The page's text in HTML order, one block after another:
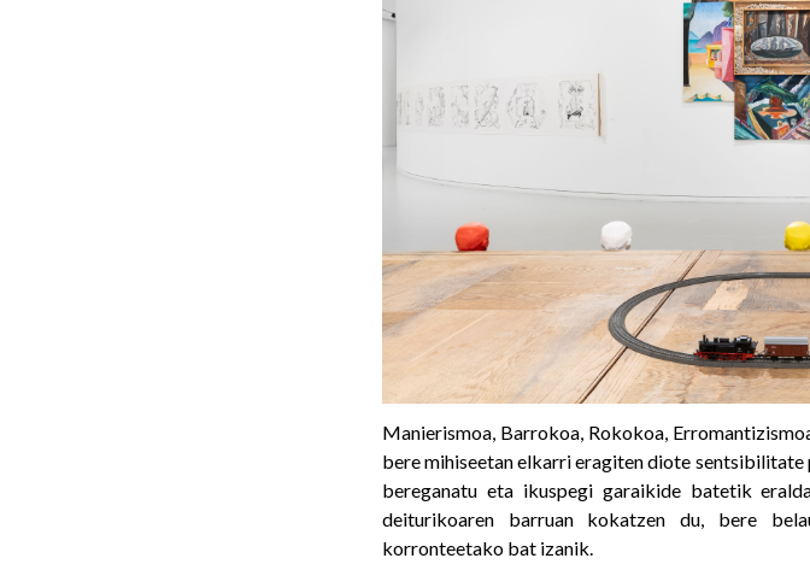
Manierismoa, Barrokoa, Rokokoa,
bere mihiseetan elkarri eragiten diote
bereganatu eta ikuspegi garaikide batetik
deiturikoaren barruan kokatzen du, bere
korronteetako bat izanik.